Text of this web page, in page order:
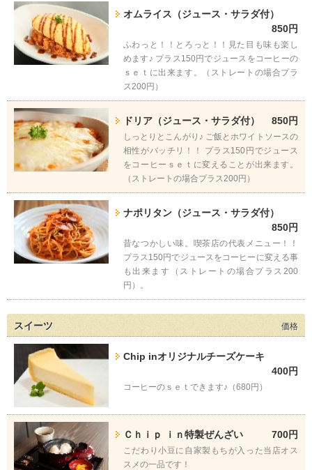
オムライス（ジュース・サラダ付）
850円
ふわっと！！とろっと！！見た目も味も楽し
めます♪ プラス150円でジュースをコーヒーの
ｓｅｔに出来ます。（ストレートの場合プラ
ス200円）
ドリア（ジュース・サラダ付） 850円
しっとりとこんがり♪ ご飯とホワイトソースの
相性がバッチリ！！ プラス150円でジュース
をコーヒーｓｅｔに変えることが出来ます。
（ストレートの場合プラス200円）
ナポリタン（ジュース・サラダ付）
850円
昔なつかしい味。喫茶店の代表メニュー！！
プラス150円でジュースをコーヒーに変える事
も出来ます（ストレートの場合プラス200
円）。
スイーツ 価格
Chip inオリジナルチーズケーキ
400円
コーヒーのｓｅｔできます♪（680円）
Ｃｈｉｐ ｉｎ特製ぜんざい 700円
こだわり小豆に自家製もちが入った当店オス
スメの一品です！